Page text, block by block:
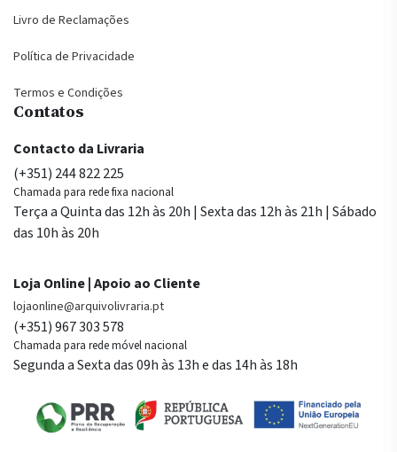
Livro de Reclamações
Política de Privacidade
Termos e Condições
Contatos
Contacto da Livraria
(+351) 244 822 225
Chamada para rede fixa nacional
Terça a Quinta das 12h às 20h | Sexta das 12h às 21h | Sábado
das 10h às 20h
Loja Online | Apoio ao Cliente
lojaonline@arquivolivraria.pt
(+351) 967 303 578
Chamada para rede móvel nacional
Segunda a Sexta das 09h às 13h e das 14h às 18h